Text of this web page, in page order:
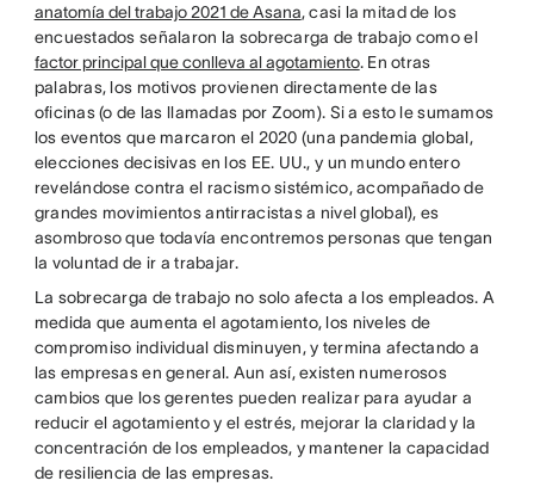
anatomía del trabajo 2021 de Asana, casi la mitad de los
encuestados señalaron la sobrecarga de trabajo como el
factor principal que conlleva al agotamiento. En otras
palabras, los motivos provienen directamente de las
oficinas (o de las llamadas por Zoom). Si a esto le sumamos
los eventos que marcaron el 2020 (una pandemia global,
elecciones decisivas en los EE. UU., y un mundo entero
revelándose contra el racismo sistémico, acompañado de
grandes movimientos antirracistas a nivel global), es
asombroso que todavía encontremos personas que tengan
la voluntad de ir a trabajar.
La sobrecarga de trabajo no solo afecta a los empleados. A
medida que aumenta el agotamiento, los niveles de
compromiso individual disminuyen, y termina afectando a
las empresas en general. Aun así, existen numerosos
cambios que los gerentes pueden realizar para ayudar a
reducir el agotamiento y el estrés, mejorar la claridad y la
concentración de los empleados, y mantener la capacidad
de resiliencia de las empresas.